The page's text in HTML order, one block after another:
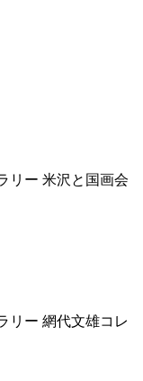
リー 米沢と国画会
リー 網代文雄コレ